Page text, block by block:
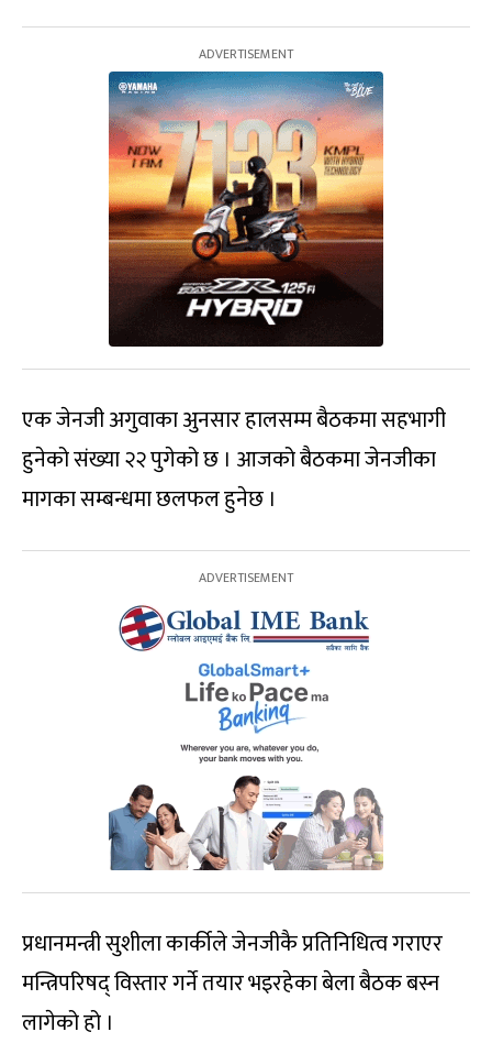
एक जेनजी अगुवाका अुनसार हालसम्म बैठकमा सहभागी
हुनेको संख्या २२ पुगेको छ । आजको बैठकमा जेनजीका
मागका सम्बन्धमा छलफल हुनेछ ।
प्रधानमन्त्री सुशीला कार्कीले जेनजीकै प्रतिनिधित्व गराएर
मन्त्रिपरिषद् विस्तार गर्ने तयार भइरहेका बेला बैठक बस्न
लागेको हो ।